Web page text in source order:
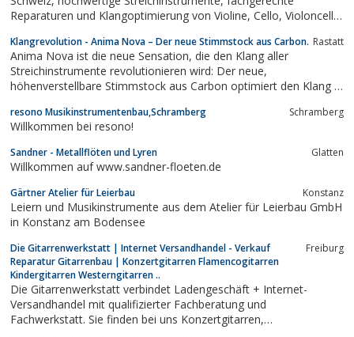
Reparaturen und Klangoptimierung von Violine, Cello, Violoncello,
Klangrevolution - Anima Nova – Der neue Stimmstock aus Carbon. Rastatt
Anima Nova ist die neue Sensation, die den Klang aller
Streichinstrumente revolutionieren wird: Der neue,
höhenverstellbare Stimmstock aus Carbon optimiert den Klang in
resono Musikinstrumentenbau,Schramberg Schramberg
Willkommen bei resono!
Sandner - Metallflöten und Lyren Glatten
Willkommen auf www.sandner-floeten.de
Gärtner Atelier für Leierbau Konstanz
Leiern und Musikinstrumente aus dem Atelier für Leierbau GmbH
in Konstanz am Bodensee
Die Gitarrenwerkstatt | Internet Versandhandel - Verkauf
Reparatur Gitarrenbau | Konzertgitarren Flamencogitarren
Kindergitarren Westerngitarren ..
Freiburg
Die Gitarrenwerkstatt verbindet Ladengeschäft + Internet-
Versandhandel mit qualifizierter Fachberatung und
Fachwerkstatt. Sie finden bei uns Konzertgitarren,